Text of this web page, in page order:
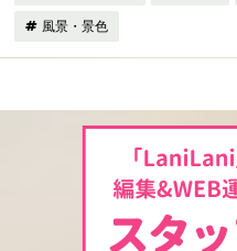
風景・景色